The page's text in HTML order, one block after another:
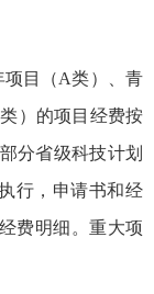
项目（A类）、青
）的项目经费按
分省级科技计划
行，申请书和经
费明细。重大项